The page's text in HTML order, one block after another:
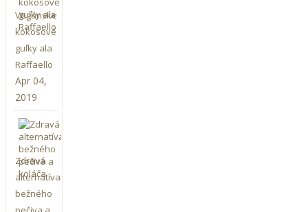
Vegánske
kokosové
guľky ala
Raffaello
Apr 04,
2019
Zdravá
alternatíva
bežného